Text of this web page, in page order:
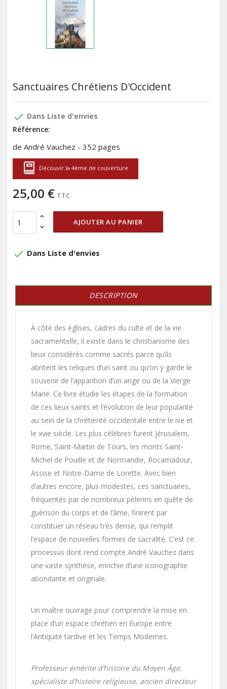
Sanctuaires Chrétiens D'Occident
done Dans Liste d'envies
Référence:
de André Vauchez - 352 pages
Découvir la 4ème de couverture
25,00 € TTC
AJOUTER AU PANIER
done Dans Liste d'envies
DESCRIPTION
À côté des églises, cadres du culte et de la vie
sacramentelle, il existe dans le christianisme des
lieux considérés comme sacrés parce qu’ils
abritent les reliques d’un saint ou qu’on y garde le
souvenir de l’apparition d’un ange ou de la Vierge
Marie. Ce livre étudie les étapes de la formation
de ces lieux saints et l’évolution de leur popularité
au sein de la chrétienté occidentale entre le ive et
le xvie siècle. Les plus célèbres furent Jérusalem,
Rome, Saint-Martin de Tours, les monts Saint-
Michel de Pouille et de Normandie, Rocamadour,
Assise et Notre-Dame de Lorette. Avec bien
d’autres encore, plus modestes, ces sanctuaires,
fréquentés par de nombreux pèlerins en quête de
guérison du corps et de l’âme, finirent par
constituer un réseau très dense, qui remplit
l’espace de nouvelles formes de sacralité. C’est ce
processus dont rend compte André Vauchez dans
une vaste synthèse, enrichie d’une iconographie
abondante et originale.
Un maître ouvrage pour comprendre la mise en
place d’un espace chrétien en Europe entre
l’Antiquité tardive et les Temps Modernes.
Professeur émérite d’histoire du Moyen Âge,
spécialiste d’histoire religieuse, ancien directeur